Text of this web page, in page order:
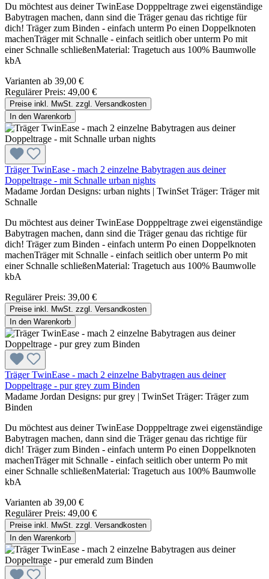
Du möchtest aus deiner TwinEase Dopppeltrage zwei eigenständige
Babytragen machen, dann sind die Träger genau das richtige für
dich! Träger zum Binden - einfach unterm Po einen Doppelknoten
machenTräger mit Schnalle - einfach seitlich ober unterm Po mit
einer Schnalle schließenMaterial: Tragetuch aus 100% Baumwolle
kbA
Varianten ab 39,00 €
Regulärer Preis: 49,00 €
Preise inkl. MwSt. zzgl. Versandkosten
In den Warenkorb
Träger TwinEase - mach 2 einzelne Babytragen aus deiner
Doppeltrage - mit Schnalle urban nights
Madame Jordan Designs: urban nights | TwinSet Träger: Träger mit
Schnalle
Du möchtest aus deiner TwinEase Dopppeltrage zwei eigenständige
Babytragen machen, dann sind die Träger genau das richtige für
dich! Träger zum Binden - einfach unterm Po einen Doppelknoten
machenTräger mit Schnalle - einfach seitlich ober unterm Po mit
einer Schnalle schließenMaterial: Tragetuch aus 100% Baumwolle
kbA
Regulärer Preis: 39,00 €
Preise inkl. MwSt. zzgl. Versandkosten
In den Warenkorb
Träger TwinEase - mach 2 einzelne Babytragen aus deiner
Doppeltrage - pur grey zum Binden
Madame Jordan Designs: pur grey | TwinSet Träger: Träger zum
Binden
Du möchtest aus deiner TwinEase Dopppeltrage zwei eigenständige
Babytragen machen, dann sind die Träger genau das richtige für
dich! Träger zum Binden - einfach unterm Po einen Doppelknoten
machenTräger mit Schnalle - einfach seitlich ober unterm Po mit
einer Schnalle schließenMaterial: Tragetuch aus 100% Baumwolle
kbA
Varianten ab 39,00 €
Regulärer Preis: 49,00 €
Preise inkl. MwSt. zzgl. Versandkosten
In den Warenkorb